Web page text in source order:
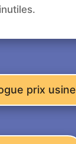
prix usine